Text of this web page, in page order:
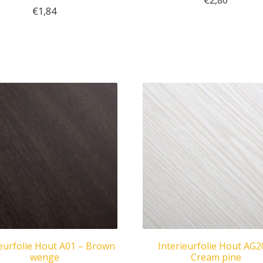
€1,84
Hout A01 – Brown
wenge
Interieurfolie Hout
Cream pine